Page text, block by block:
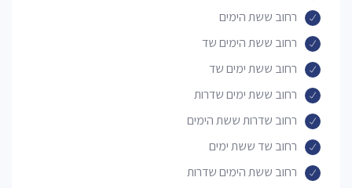
רחוב ששת הימים
רחוב ששת הימים שד
רחוב ששת ימים שד
רחוב ששת ימים שדרות
רחוב שדרות ששת הימים
רחוב שד ששת ימים
רחוב ששת הימים שדרות